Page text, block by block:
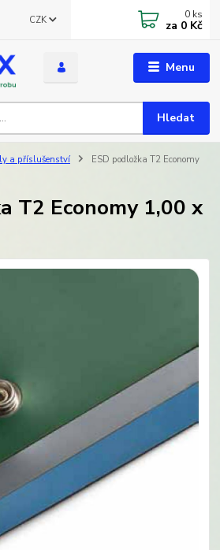
Menu
CZK
Hledat
0 ks
za 0 Kč
a příslušenství
ESD podložka T2 Economy
T2 Economy 1,00 x